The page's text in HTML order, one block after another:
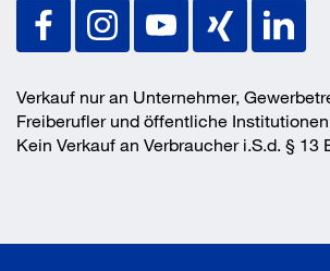
Verkauf nur an Unternehmer,
Freiberufler und öffentliche
Kein Verkauf an Verbraucher i.S.d. § 13